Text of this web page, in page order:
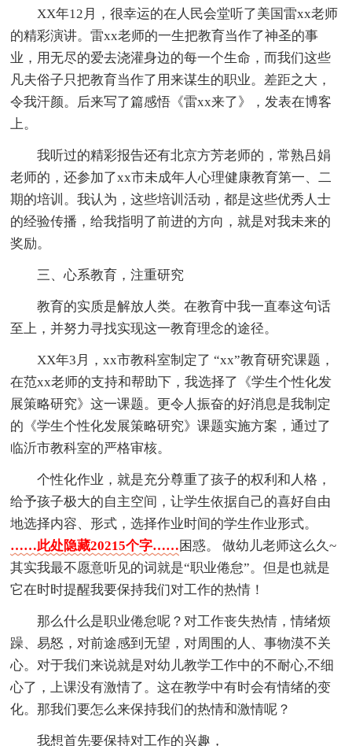
XX年12月，很幸运的在人民会堂听了美国雷xx老师
的精彩演讲。雷xx老师的一生把教育当作了神圣的事
业，用无尽的爱去浇灌身边的每一个生命，而我们这些
凡夫俗子只把教育当作了用来谋生的职业。差距之大，
令我汗颜。后来写了篇感悟《雷xx来了》，发表在博客
上。
我听过的精彩报告还有北京方芳老师的，常熟吕娟
老师的，还参加了xx市未成年人心理健康教育第一、二
期的培训。我认为，这些培训活动，都是这些优秀人士
的经验传播，给我指明了前进的方向，就是对我未来的
奖励。
三、心系教育，注重研究
教育的实质是解放人类。在教育中我一直奉这句话
至上，并努力寻找实现这一教育理念的途径。
XX年3月，xx市教科室制定了 “xx”教育研究课题，
在范xx老师的支持和帮助下，我选择了《学生个性化发
展策略研究》这一课题。更令人振奋的好消息是我制定
的《学生个性化发展策略研究》课题实施方案，通过了
临沂市教科室的严格审核。
个性化作业，就是充分尊重了孩子的权利和人格，
给予孩子极大的自主空间，让学生依据自己的喜好自由
地选择内容、形式，选择作业时间的学生作业形式。
……此处隐藏20215个字…… 困惑。 做幼儿老师这么久~
其实我最不愿意听见的词就是“职业倦怠”。但是也就是
它在时时提醒我要保持我们对工作的热情！
那么什么是职业倦怠呢？对工作丧失热情，情绪烦
躁、易怒，对前途感到无望，对周围的人、事物漠不关
心。对于我们来说就是对幼儿教学工作中的不耐心,不细
心了，上课没有激情了。这在教学中有时会有情绪的变
化。那我们要怎么来保持我们的热情和激情呢？
我想首先要保持对工作的兴趣，